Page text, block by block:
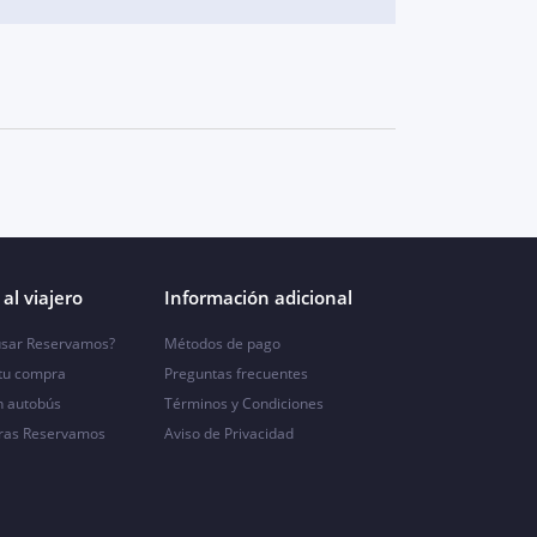
viajero
Reservamos?
compra
autobús
Reservamos
Información adicional
Métodos de pago
Preguntas frecuentes
Términos y Condiciones
Aviso de Privacidad